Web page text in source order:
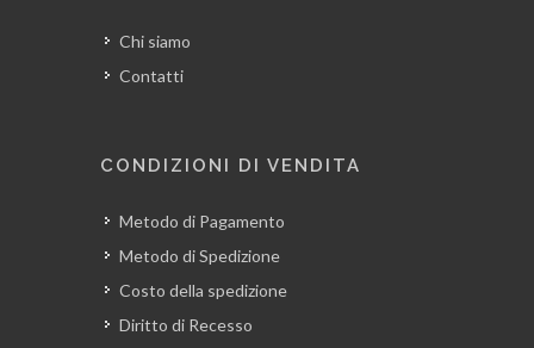
Chi siamo
Contatti
CONDIZIONI DI VENDITA
Metodo di Pagamento
Metodo di Spedizione
Costo della spedizione
Diritto di Recesso